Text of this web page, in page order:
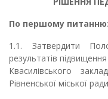
По першому питанню:
1.1. Затвердити
результатів підвищення
Квасилівського
Рівненської міської